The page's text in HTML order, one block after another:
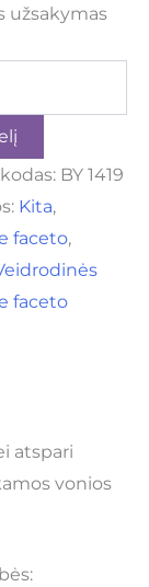
užsakymas
BY 1419
Kita,
faceto,
faceto
atspari
vonios